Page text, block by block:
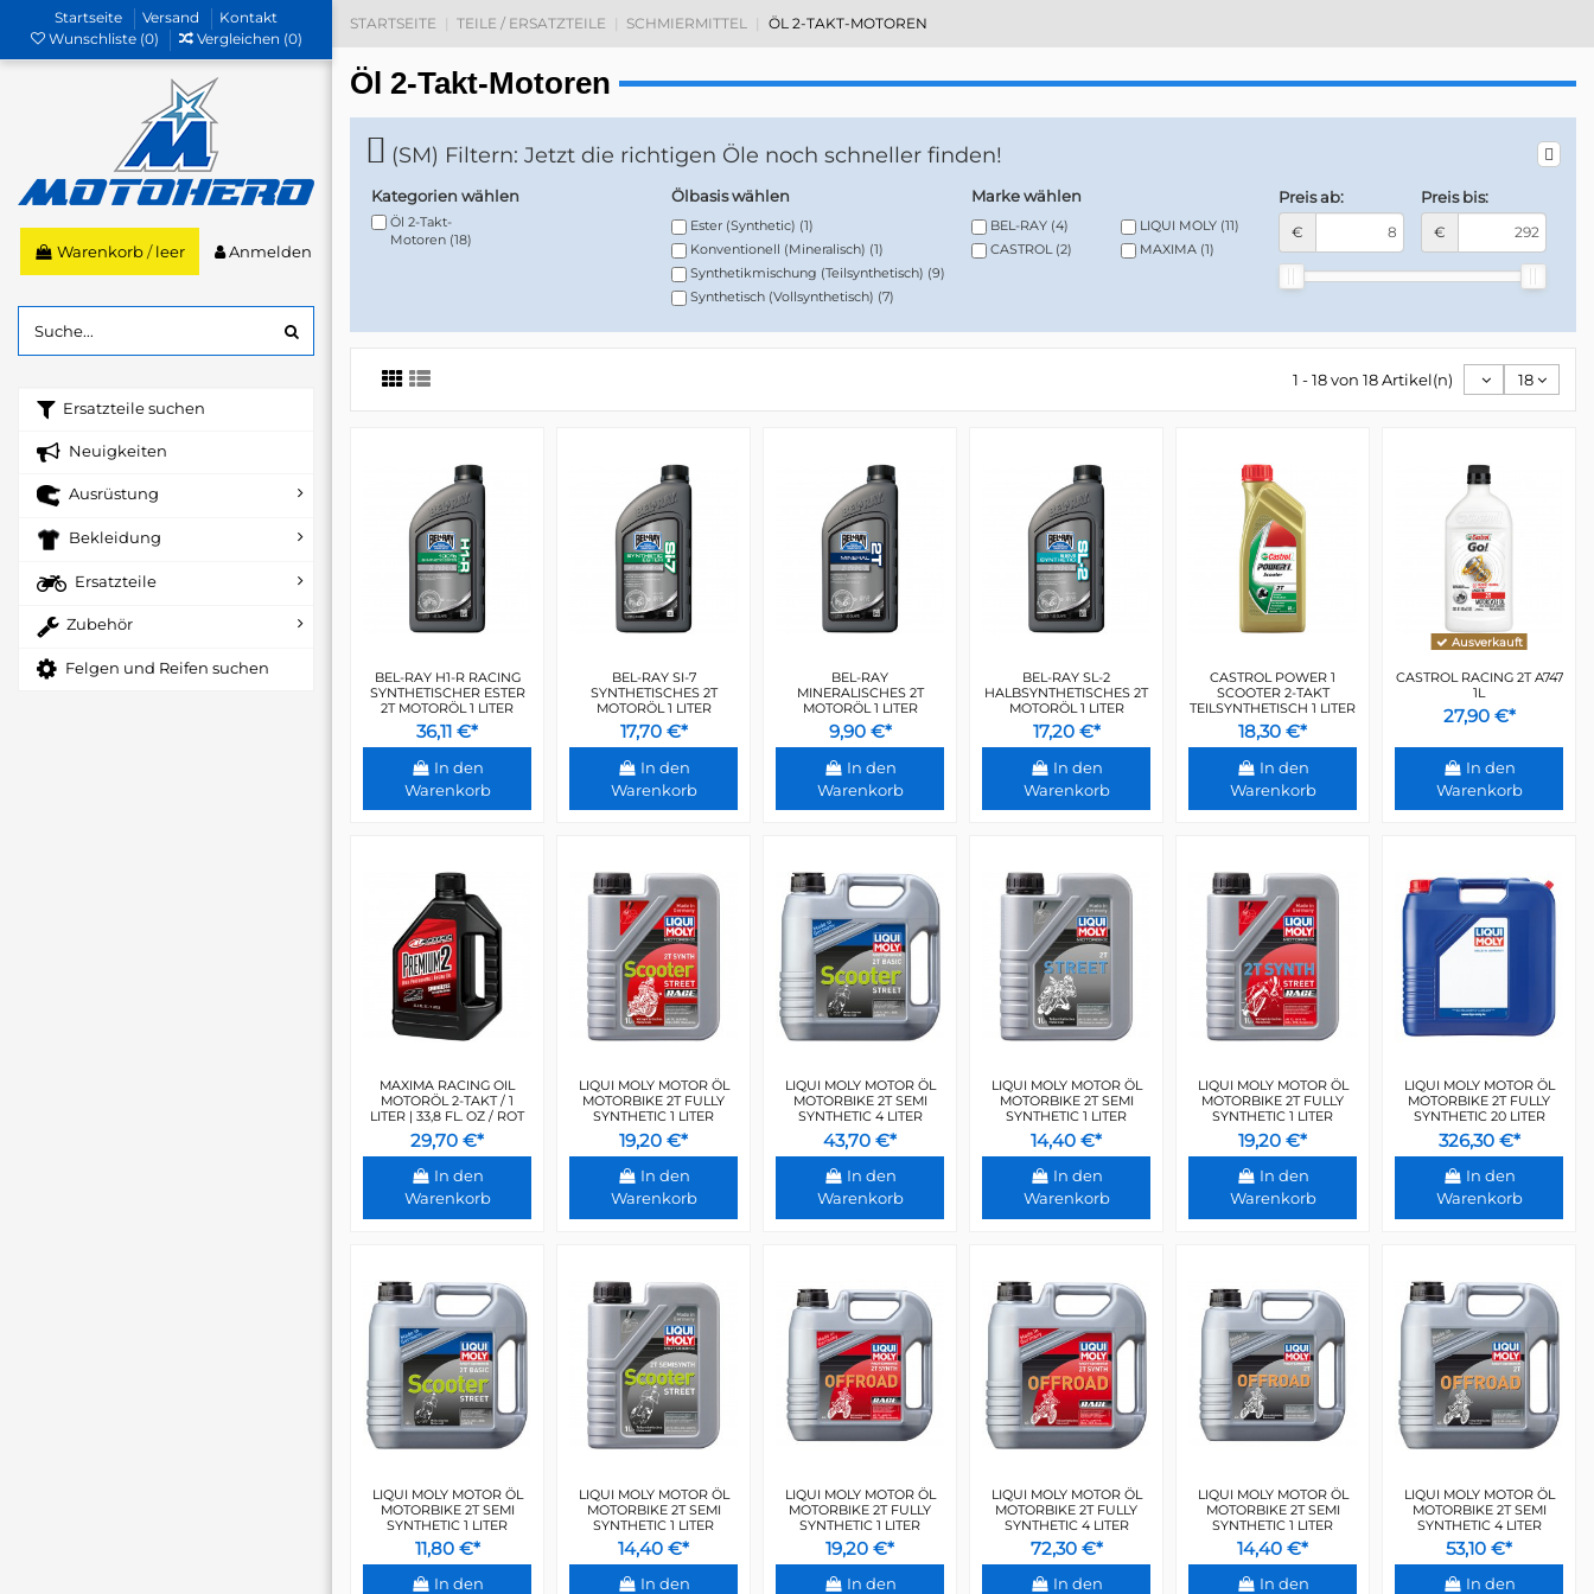
Startseite Versand
Kontakt
Wunschliste (0) Vergleichen (0)
Warenkorb /leer Anmelden
Ersatzteile suchen
Neuigkeiten
Ausrüstung
Bekleidung
Ersatzteile
Zubehör
Felgen und Reifen suchen
STARTSEITE TEILE / ERSATZTEILE SCHMIERMITTEL ÖL 2-TAKT-MOTOREN
Öl 2-Takt-Motoren
(SM) Filtern: Jetzt die richtigen Öle noch schneller finden!
Kategorien wählen
Öl 2-Takt-
Motoren (18)
Ölbasis wählen
Ester (Synthetic) (1)
Konventionell (Mineralisch) (1)
Synthetikmischung (Teilsynthetisch) (9)
Synthetisch (Vollsynthetisch) (7)
Marke wählen
BEL-RAY (4)
CASTROL (2)
LIQUI MOLY (11)
MAXIMA (1)
Preis ab:
€
Preis bis:
€
1 - 18 von 18 Artikel(n) 18
BEL-RAY H1-R RACING
SYNTHETISCHER ESTER
2T MOTORÖL 1 LITER
36,11 €*
In den
Warenkorb
BEL-RAY SI-7
SYNTHETISCHES 2T
MOTORÖL 1 LITER
17,70 €*
In den
Warenkorb
BEL-RAY
MINERALISCHES 2T
MOTORÖL 1 LITER
9,90 €*
In den
Warenkorb
BEL-RAY SL-2
HALBSYNTHETISCHES 2T
MOTORÖL 1 LITER
17,20 €*
In den
Warenkorb
CASTROL POWER 1
SCOOTER 2-TAKT
TEILSYNTHETISCH 1 LITER
18,30 €*
In den
Warenkorb
Ausverkauft
CASTROL RACING 2T A747
1L
27,90 €*
In den
Warenkorb
MAXIMA RACING OIL
MOTORÖL 2-TAKT / 1
LITER | 33,8 FL. OZ / ROT
29,70 €*
In den
Warenkorb
LIQUI MOLY MOTOR ÖL
MOTORBIKE 2T FULLY
SYNTHETIC 1 LITER
19,20 €*
In den
Warenkorb
LIQUI MOLY MOTOR ÖL
MOTORBIKE 2T SEMI
SYNTHETIC 4 LITER
43,70 €*
In den
Warenkorb
LIQUI MOLY MOTOR ÖL
MOTORBIKE 2T SEMI
SYNTHETIC 1 LITER
14,40 €*
In den
Warenkorb
LIQUI MOLY MOTOR ÖL
MOTORBIKE 2T FULLY
SYNTHETIC 1 LITER
19,20 €*
In den
Warenkorb
LIQUI MOLY MOTOR ÖL
MOTORBIKE 2T FULLY
SYNTHETIC 20 LITER
326,30 €*
In den
Warenkorb
LIQUI MOLY MOTOR ÖL
MOTORBIKE 2T SEMI
SYNTHETIC 1 LITER
11,80 €*
In den
LIQUI MOLY MOTOR ÖL
MOTORBIKE 2T SEMI
SYNTHETIC 1 LITER
14,40 €*
In den
LIQUI MOLY MOTOR ÖL
MOTORBIKE 2T FULLY
SYNTHETIC 1 LITER
19,20 €*
In den
LIQUI MOLY MOTOR ÖL
MOTORBIKE 2T FULLY
SYNTHETIC 4 LITER
72,30 €*
In den
LIQUI MOLY MOTOR ÖL
MOTORBIKE 2T SEMI
SYNTHETIC 1 LITER
14,40 €*
In den
LIQUI MOLY MOTOR ÖL
MOTORBIKE 2T SEMI
SYNTHETIC 4 LITER
53,10 €*
In den